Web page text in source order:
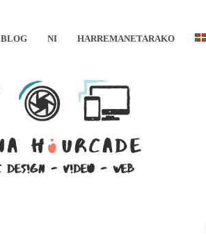
BLOG NI HARREMANETARAKO